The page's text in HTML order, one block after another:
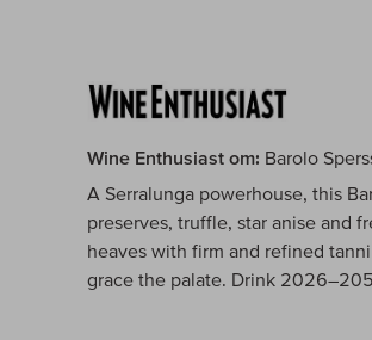
Wine Enthusiast om: Barolo
A Serralunga powerhouse, this
preserves, truffle, star anise and
heaves with firm and refined
grace the palate. Drink